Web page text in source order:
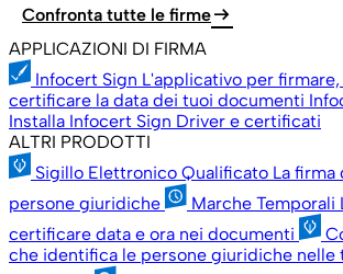
Confronta tutte le firmearrow_right_alt
APPLICAZIONI DI FIRMA
Infocert Sign L'applicativo per
certificare la data dei tuoi documenti
Installa Infocert Sign Driver e certificati
ALTRI PRODOTTI
Sigillo Elettronico Qualificato La
persone giuridiche
Marche Temporali
certificare data e ora nei documenti
che identifica le persone giuridiche nelle